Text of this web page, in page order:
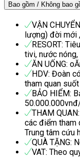
Bao gồm / Không bao
VẬN
lượng) đời mới
RESORT:
tivi, nước
ĂN UỐNG:
HDV: Đoàn
tham quan suốt
BẢO HIỂM:
THAM
các điểm tham
Trung tâm cứu
QUÀ TẶNG:
VAT: Theo